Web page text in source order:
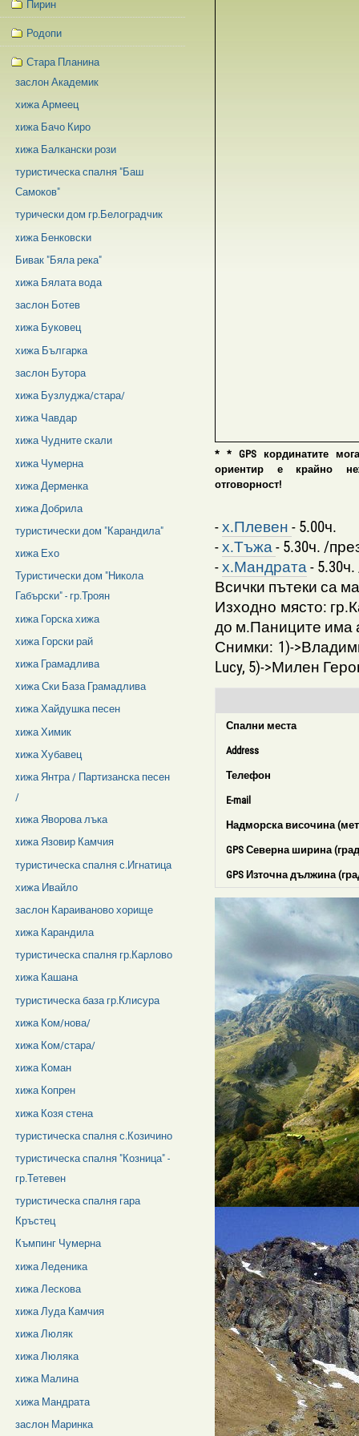
* * GPS кординатите
ориентир е крайно
отговорност!
-х.Плевен- 5.00ч.
-х.Тъжа- 5.30ч. /
-х.Мандрата-
Всички пътеки са
Изходно място:
до м.Паниците има
Снимки: 1)-
Lucy, 5)->Милен
Спални места
Address
Телефон
E-mail
Надморска височина
GPS Северна ширина
GPS Източна дължина
Пирин
Родопи
Стара Планина
заслон Академик
хижа Армеец
xижа Бачо Киро
xижа Балкански рози
туристическа спалня "Баш
Самоков"
турически дом гр.Белоградчик
xижа Бенковски
Бивак "Бяла река"
xижа Бялата вода
заслон Ботев
xижа Буковец
хижа Българка
заслон Бутора
xижа Бузлуджа/стара/
xижа Чавдар
xижа Чудните скали
xижа Чумерна
xижа Дерменка
xижа Добрила
туристически дом "Карандила"
xижа Ехо
Туристически дом "Никола
Габърски" - гр.Троян
xижа Горска хижа
хижа Горски рай
xижа Грамадлива
хижа Ски База Грамадлива
xижа Хайдушка песен
xижа Химик
xижа Хубавец
xижа Янтра / Партизанска песен
/
xижа Яворова лъка
xижа Язовир Камчия
туристическа спалня с.Игнатица
хижа Ивайло
заслон Караиваново хорище
xижа Карандила
туристическа спалня гр.Карлово
xижа Кашана
туристическа база гр.Клисура
xижа Ком/нова/
xижа Ком/стара/
xижа Коман
xижа Копрен
xижа Козя стена
туристическа спалня с.Козичино
туристическа спалня "Козница" -
гр.Тетевен
туристическа спалня гара
Кръстец
Къмпинг Чумерна
xижа Леденика
xижа Лескова
xижа Луда Камчия
xижа Люляк
xижа Люляка
xижа Малина
хижа Мандрата
заслон Маринка